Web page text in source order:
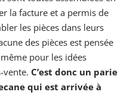
la facture et a permis de
les pièces dans leurs
des pièces est pensée
pour les idées
vente. C’est donc un parie
qui est arrivée à